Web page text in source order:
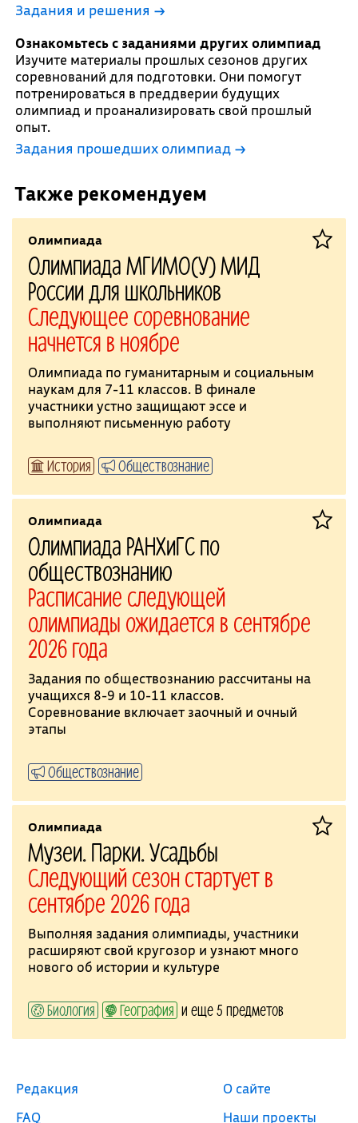
Задания и решения →
Ознакомьтесь с заданиями других олимпиад
Изучите материалы прошлых сезонов других
соревнований для подготовки. Они помогут
потренироваться в преддверии будущих
олимпиад и проанализировать свой прошлый
опыт.
Задания прошедших олимпиад →
Также рекомендуем
Олимпиада
Олимпиада МГИМО(У) МИД
России для школьников
Следующее соревнование
начнется в ноябре
Олимпиада по гуманитарным и социальным
наукам для 7-11 классов. В финале
участники устно защищают эссе и
выполняют письменную работу
История Обществознание
Олимпиада
Олимпиада РАНХиГС по
обществознанию
Расписание следующей
олимпиады ожидается в сентябре
2026 года
Задания по обществознанию рассчитаны на
учащихся 8-9 и 10-11 классов.
Соревнование включает заочный и очный
этапы
Обществознание
Олимпиада
Музеи. Парки. Усадьбы
Следующий сезон стартует в
сентябре 2026 года
Выполняя задания олимпиады, участники
расширяют свой кругозор и узнают много
нового об истории и культуре
Биология География и еще 5 предметов
Редакция
FAQ
О сайте
Наши проекты